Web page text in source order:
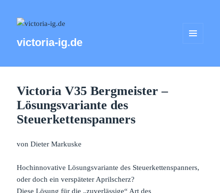
victoria-ig.de
Victoria V35 Bergmeister –
Lösungsvariante des
Steuerkettenspanners
von Dieter Markuske
Hochinnovative Lösungsvariante des Steuerkettenspanners,
oder doch ein verspäteter Aprilscherz?
Diese Lösung für die „zuverlässige“ Art des